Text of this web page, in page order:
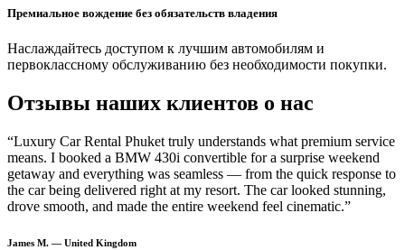
Премиальное вождение без обязательств владения
Наслаждайтесь доступом к лучшим автомобилям и
первоклассному обслуживанию без необходимости покупки.
Отзывы наших клиентов о нас
“Luxury Car Rental Phuket truly understands what premium service
means. I booked a BMW 430i convertible for a surprise weekend
getaway and everything was seamless — from the quick response to
the car being delivered right at my resort. The car looked stunning,
drove smooth, and made the entire weekend feel cinematic.”
James M. — United Kingdom